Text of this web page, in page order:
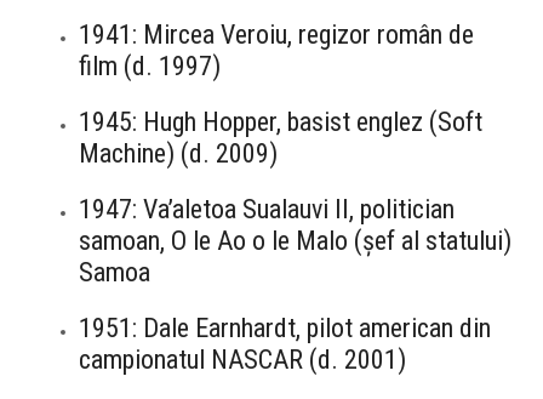
1941: Mircea Veroiu, regizor român de
film (d. 1997)
1945: Hugh Hopper, basist englez (Soft
Machine) (d. 2009)
1947: Va’aletoa Sualauvi II, politician
samoan, O le Ao o le Malo (șef al statului)
Samoa
1951: Dale Earnhardt, pilot american din
campionatul NASCAR (d. 2001)